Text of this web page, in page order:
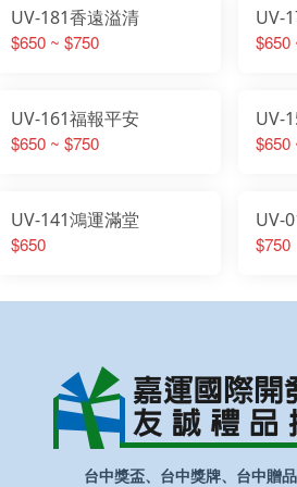
UV-181香遠溢清
$650 ~ $750
UV-
$650
UV-161福報平安
$650 ~ $750
UV-
$650
UV-141鴻運滿堂
$650
UV-
$750
台中獎盃、台中獎牌、台中贈